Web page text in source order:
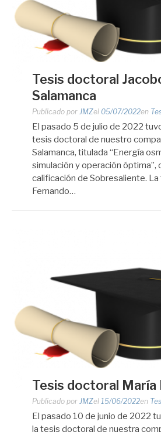
Tesis doctoral
Salamanca
Publicado por JMZel 05/07/2022en
El pasado 5 de julio de 2022
tesis doctoral de nuestro
Salamanca, titulada “Energía
simulación y operación óptima”,
calificación de Sobresaliente.
Fernando…
Tesis doctoral María
Publicado por JMZel 15/06/2022en
El pasado 10 de junio de 2022
la tesis doctoral de nuestra